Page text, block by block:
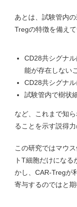
あとは、試験管内
Tregの特徴を備え
CD28共シグナ
能が存在しない
CD28共シグナ
試験管内で樹状
など、これまで知
ることを示す説得力
この研究ではマウ
トT細胞だけにな
かし、CAR-Tregが
寄与するのではと